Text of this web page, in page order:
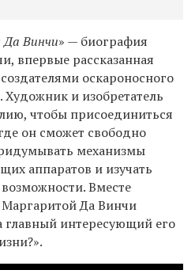
Да Винчи» — биография
впервые рассказанная
оскароносного
Художник и изобретатель
чтобы присоединиться
он сможет свободно
механизмы
аппаратов и изучать
возможности. Вместе
Да Винчи
главный интересующий его